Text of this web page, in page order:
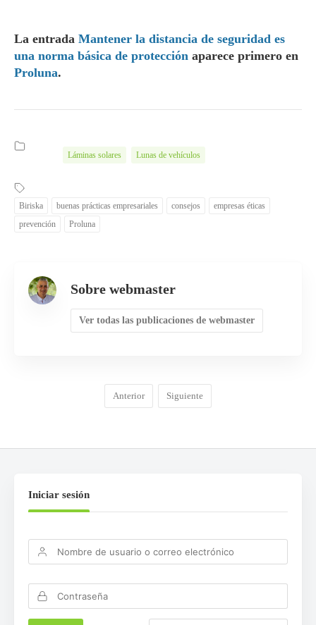
La entrada Mantener la distancia de seguridad es
una norma básica de protección aparece primero en
Proluna.
Láminas solares Lunas de vehículos
Biriska buenas prácticas empresariales consejos
empresas éticas
prevención
Proluna
Sobre webmaster
Ver todas las publicaciones de webmaster
Anterior Siguiente
Iniciar sesión